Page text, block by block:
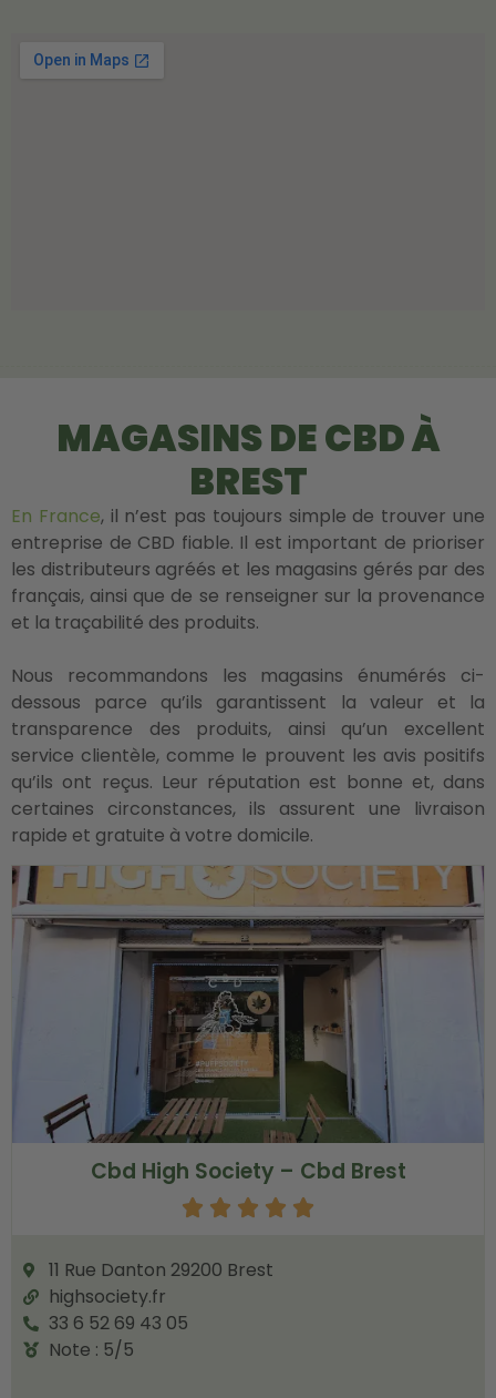
MAGASINS DE CBD À
BREST
En France, il n’est pas toujours simple de trouver une
entreprise de CBD fiable. Il est important de prioriser
les distributeurs agréés et les magasins gérés par des
français, ainsi que de se renseigner sur la provenance
et la traçabilité des produits.
Nous recommandons les magasins énumérés ci-
dessous parce qu’ils garantissent la valeur et la
transparence des produits, ainsi qu’un excellent
service clientèle, comme le prouvent les avis positifs
qu’ils ont reçus. Leur réputation est bonne et, dans
certaines circonstances, ils assurent une livraison
rapide et gratuite à votre domicile.
Cbd High Society – Cbd Brest
    
11 Rue Danton 29200 Brest
highsociety.fr
33 6 52 69 43 05
Note : 5/5